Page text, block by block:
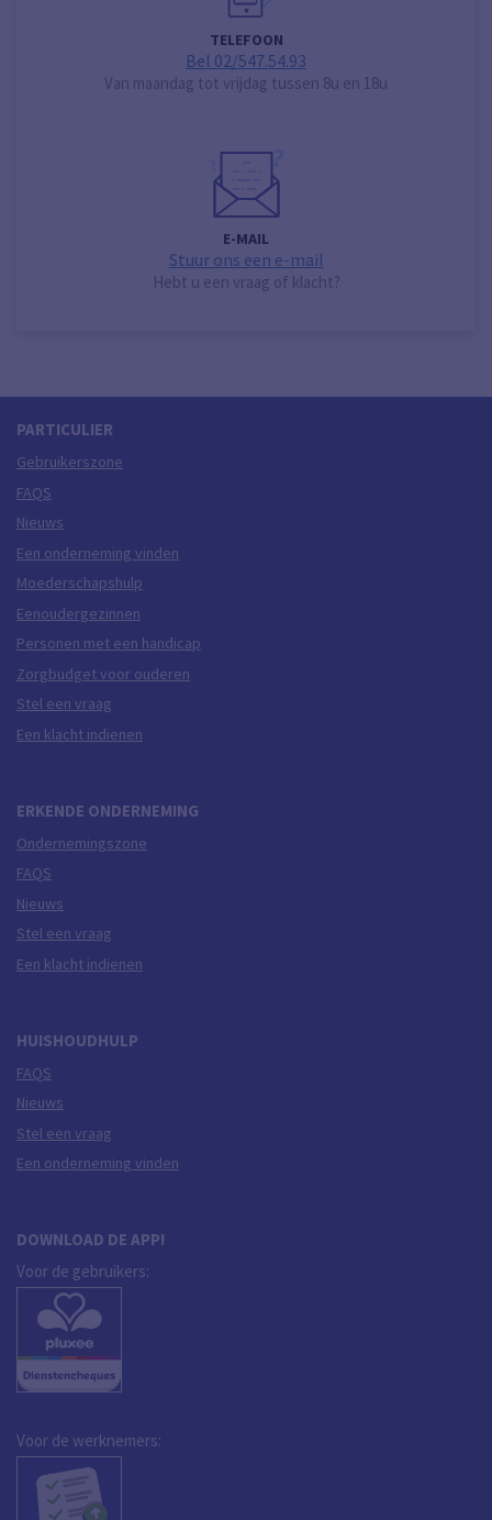
TELEFOON
Bel 02/547.54.93
Van maandag tot vrijdag tussen 8u en 18u
E-MAIL
Stuur ons een e-mail
Hebt u een vraag of klacht?
PARTICULIER
Gebruikerszone
FAQS
Nieuws
Een onderneming vinden
Moederschapshulp
Eenoudergezinnen
Personen met een handicap
Zorgbudget voor ouderen
Stel een vraag
Een klacht indienen
ERKENDE ONDERNEMING
Ondernemingszone
FAQS
Nieuws
Stel een vraag
Een klacht indienen
HUISHOUDHULP
FAQS
Nieuws
Stel een vraag
Een onderneming vinden
DOWNLOAD DE APP!
Voor de gebruikers:
Voor de werknemers: